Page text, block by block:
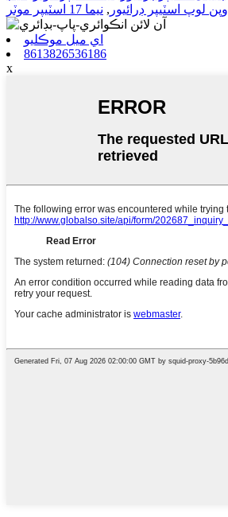
اوپن لوپ اسٽيپر ڊرائيور , نيما 17 اسٽيپر موٽر
اي ميل موڪليو
8613826536186
x